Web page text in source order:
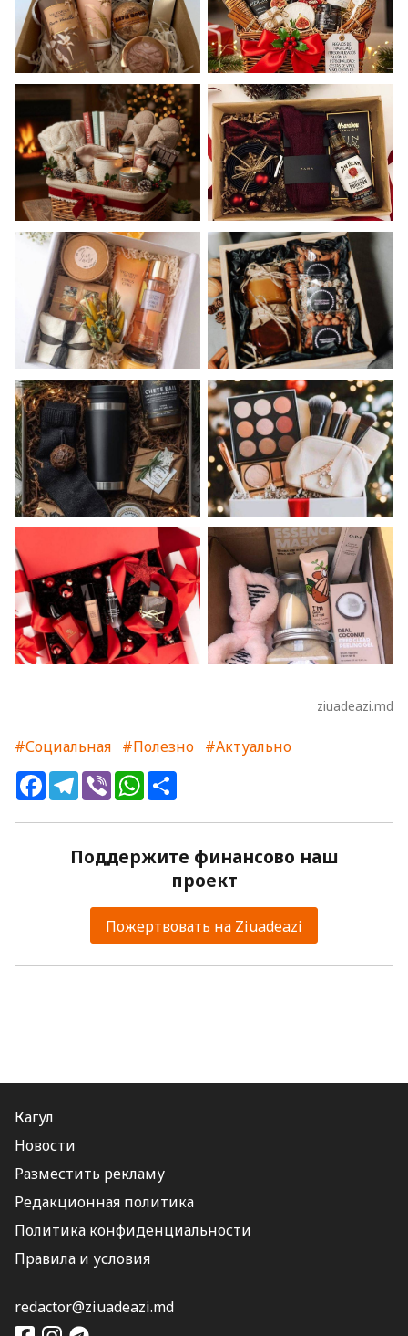
ziuadeazi.md
#Социальная #Полезно #Актуально
FacebookTelegram
ViberWhatsApp
Поддержите финансово наш
проект
Пожертвовать на Ziuadeazi
Кагул
Новости
Разместить рекламу
Редакционная политика
Политика конфиденциальности
Правила и условия
redactor@ziuadeazi.md